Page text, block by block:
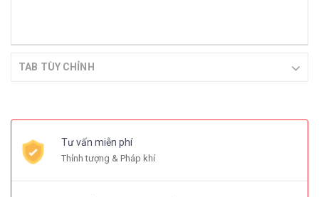
TAB TÙY CHỈNH
Tư vấn miễn phí
Thỉnh tượng & Pháp khí